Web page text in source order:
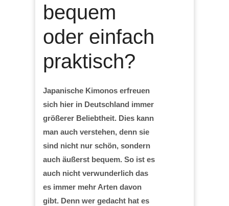
bequem
oder einfach
praktisch?
Japanische Kimonos erfreuen
sich hier in Deutschland immer
größerer Beliebtheit. Dies kann
man auch verstehen, denn sie
sind nicht nur schön, sondern
auch äußerst bequem. So ist es
auch nicht verwunderlich das
es immer mehr Arten davon
gibt. Denn wer gedacht hat es